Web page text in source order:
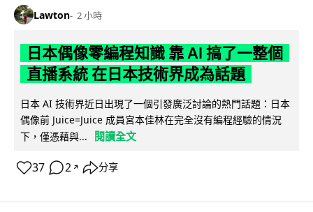
Lawton 2 小時
日本偶像零編程知識 靠 AI 搞了一整個
直播系統 在日本技術界成為話題
日本 AI 技術界近日出現了一個引發廣泛討論的熱門話題：日本
偶像前 Juice=Juice 成員宮本佳林在完全沒有編程經驗的情況
下，僅憑藉與...
閱讀全文
37 2 ↗ 分享